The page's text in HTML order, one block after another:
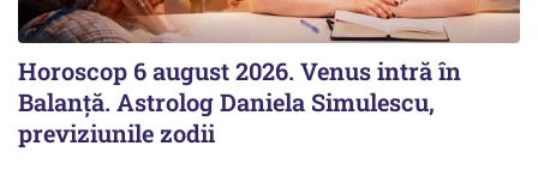
Horoscop 6 august 2026. Venus intră în
Balanță. Astrolog Daniela Simulescu,
previziunile zodii